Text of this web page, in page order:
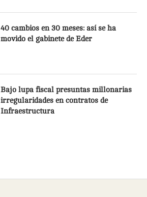
40 cambios en 30 meses: así se ha
movido el gabinete de Eder
Bajo lupa fiscal presuntas millonarias
irregularidades en contratos de
Infraestructura